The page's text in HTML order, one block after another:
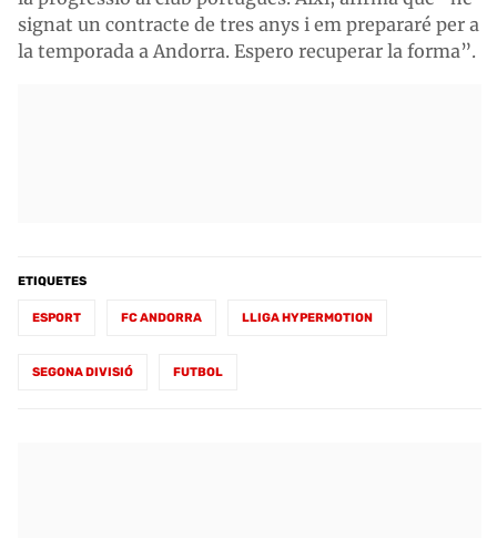
signat un contracte de tres anys i em prepararé per a
la temporada a Andorra. Espero recuperar la forma”.
ETIQUETES
ESPORT FC ANDORRA LLIGA HYPERMOTION
SEGONA DIVISIÓ FUTBOL